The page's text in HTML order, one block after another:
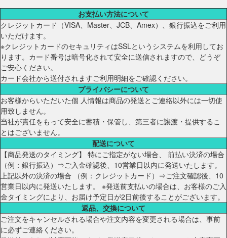
お支払い方法について
クレジットカード（VISA、Master、JCB、Amex）、銀行振込をご利用
いただけます。
※クレジットカードのセキュリティはSSLというシステムを利用してお
ります。カード番号は暗号化されて安全に送信されますので、どうぞ
ご安心ください。
カード会社から送付されますご利用明細をご確認ください。
プライバシーについて
お客様からいただいた個 人情報は商品の発送とご連絡以外には一切使
用致しません。
当社が責任をもって安全に蓄積・保管し、第三者に譲渡・提供するこ
とはございません。
配送について
【商品発送のタイミング】 特にご指定がない場合、 前払い決済の場合
（例：銀行振込）⇒ご入金確認後、10営業日以内に発送いたします。
上記以外の決済の場合 （例：クレジットカード）⇒ご注文確認後、10
営業日以内に発送いたします。 ※発送前支払いの場合は、お客様のご入
金タイミングにより、お届け予定日が2日前後することがございます。
返品、交換について
ご注文をキャンセルされる場合や注文内容を変更される場合は、事前
に必ずご連絡ください。